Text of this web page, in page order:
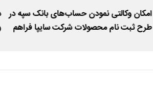
امکان وکالتی نمودن حساب‌های بانک سپه در
طرح ثبت نام محصولات شرکت سایپا فراهم